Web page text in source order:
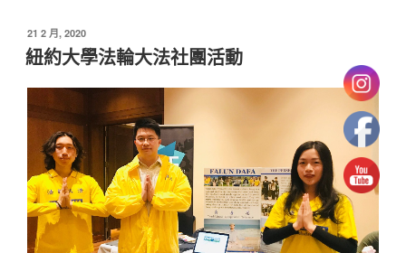
發
佈
於
21 2 月, 2020
紐約大學法輪大法社團活動